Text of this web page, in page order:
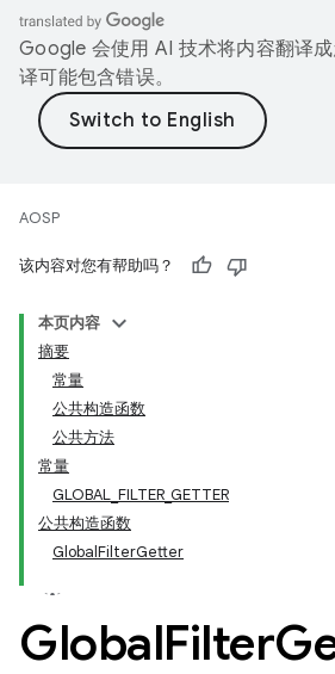
Google 会使用 AI 技术将内容翻译
译可能包含错误。
AOSP
该内容对您有帮助吗？
本页内容
摘要
常量
公共构造函数
公共方法
常量
GLOBAL_FILTER_GETTER
公共构造函数
GlobalFilterGetter
GlobalFilter